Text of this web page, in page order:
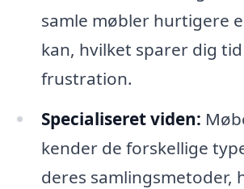
samle møbler hurtigere
kan, hvilket sparer dig
frustration.
Specialiseret viden:
kender de forskellige
deres samlingsmetoder,